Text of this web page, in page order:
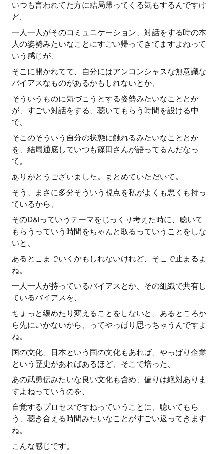
いつも言われてた方に結局帰ってくる気もするんですけ
ど、
一人一人がそのコミュニケーション、対話をする時の本
人の姿勢みたいなことにすごい帰ってきてますよねって
いう感じが、
そこに開かれてて、自分にはアンコンシャスな無意識な
バイアスなものがあるかもしれないとか、
そういうものに気づこうとする姿勢みたいなこととか
が、すごい対話をする、聴いてもらう時間を設ける中
で、
そこのそういう自分の状態に触れるみたいなこととか
を、結局通底していつも篠田さんが語ってるんだなっ
て。
ありがとうございました。まとめていただいて。
そう、まさに多分そういう視点を私がよくも悪くも持っ
ているから、
そのD&Iっていうテーマをじっくり考えた時に、聴いて
もらうっていう時間をちゃんと取るっていうことをしな
いと、
あるとこまでいくかもしれないけれど、そこで止まるよ
ね。
一人一人が持っているバイアスとか、その組織で共有し
ているバイアスを、
ちょっと緩めたり変えることをしないと、あるところか
ら先にいかないから、ってやっぱり思っちゃうんですよ
ね。
国の文化、日本という国の文化もあれば、やっぱり企業
という歴史があればあるほど、そこで培った、
あの武勇伝みたいな良い文化も含め、偏りは絶対ありま
すよねっていうのを、
自覚するプロセスですねっていうことに、聴いてもら
う、聴き合える時間みたいなことがすごい返ってきます
ね。
こんな感じです。